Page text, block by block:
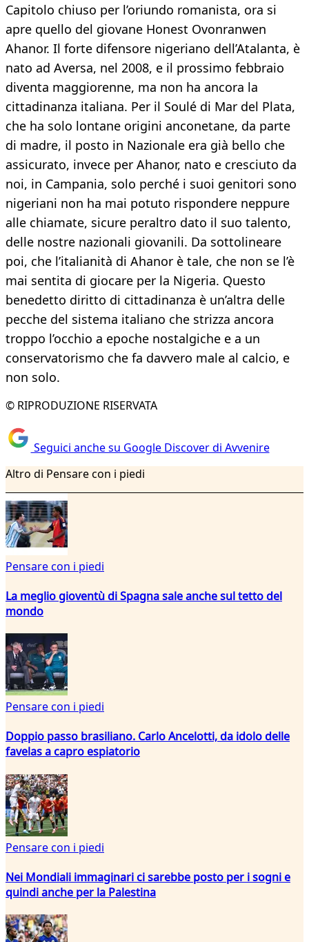
Capitolo chiuso per l’oriundo romanista, ora si
apre quello del giovane Honest Ovonranwen
Ahanor. Il forte difensore nigeriano dell’Atalanta, è
nato ad Aversa, nel 2008, e il prossimo febbraio
diventa maggiorenne, ma non ha ancora la
cittadinanza italiana. Per il Soulé di Mar del Plata,
che ha solo lontane origini anconetane, da parte
di madre, il posto in Nazionale era già bello che
assicurato, invece per Ahanor, nato e cresciuto da
noi, in Campania, solo perché i suoi genitori sono
nigeriani non ha mai potuto rispondere neppure
alle chiamate, sicure peraltro dato il suo talento,
delle nostre nazionali giovanili. Da sottolineare
poi, che l’italianità di Ahanor è tale, che non se l’è
mai sentita di giocare per la Nigeria. Questo
benedetto diritto di cittadinanza è un’altra delle
pecche del sistema italiano che strizza ancora
troppo l’occhio a epoche nostalgiche e a un
conservatorismo che fa davvero male al calcio, e
non solo.
© RIPRODUZIONE RISERVATA
Seguici anche su Google Discover di Avvenire
Altro di Pensare con i piedi
Pensare con i piedi
La meglio gioventù di Spagna sale anche sul tetto del
mondo
Pensare con i piedi
Doppio passo brasiliano. Carlo Ancelotti, da idolo delle
favelas a capro espiatorio
Pensare con i piedi
Nei Mondiali immaginari ci sarebbe posto per i sogni e
quindi anche per la Palestina